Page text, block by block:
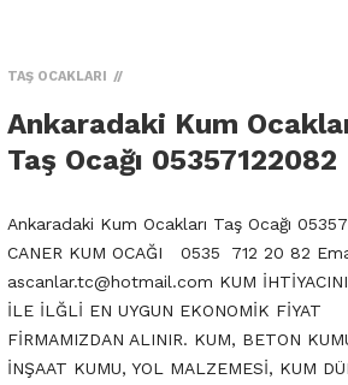
TAŞ OCAKLARI
Ankaradaki Kum
Taş Ocağı 05357122082
Ankaradaki Kum Ocakları Taş Ocağı
CANER KUM OCAĞI 0535 712 20 82
ascanlar.tc@hotmail.com KUM
İLE İLĞLİ EN UYGUN EKONOMİK FİYAT
FİRMAMIZDAN ALINIR. KUM, BETON
İNŞAAT KUMU, YOL MALZEMESİ, KUM